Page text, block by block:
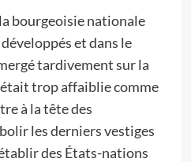
bourgeoisie nationale
et dans le
tardivement sur la
était trop affaiblie comme
à la tête des
les derniers vestiges
des États-nations